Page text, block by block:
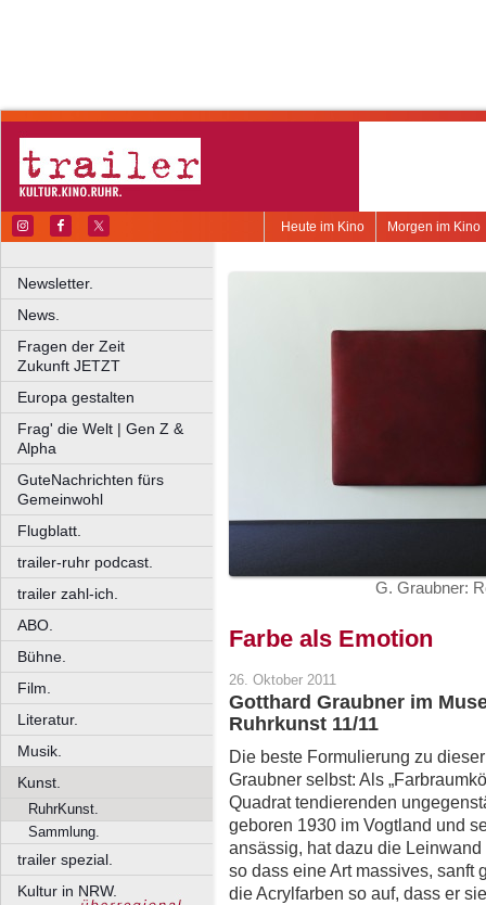
Morgen im Kino
Heute im Kino
Newsletter.
News.
Fragen der Zeit
Zukunft JETZT
Europa gestalten
Frag' die Welt | Gen Z &
Alpha
GuteNachrichten fürs
Gemeinwohl
Flugblatt.
trailer-ruhr podcast.
trailer zahl-ich.
ABO.
Bühne.
Film.
Literatur.
Musik.
Kunst.
RuhrKunst.
Sammlung.
trailer spezial.
Kultur in NRW.
G. Graubner:
Farbe als Emotion
26. Oktober 2011
Gotthard Graubner im
Ruhrkunst 11/11
Die beste Formulierung zu
Graubner selbst: Als
Quadrat tendierenden
geboren 1930 im Vogtland und
ansässig, hat dazu die
so dass eine Art massives, sanft
die Acrylfarben so auf, dass er